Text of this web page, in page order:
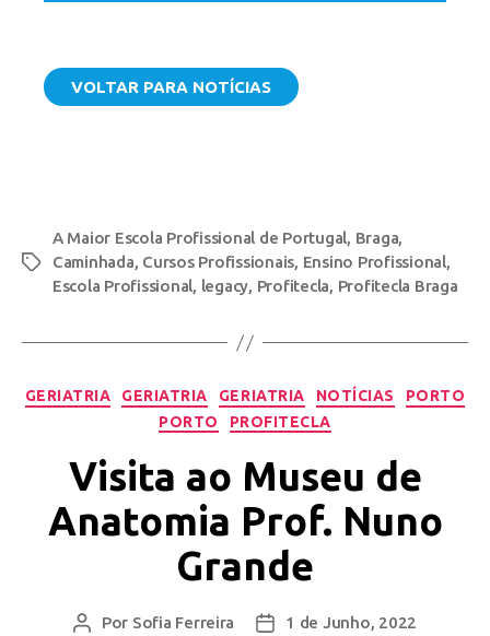
VOLTAR PARA NOTÍCIAS
A Maior Escola Profissional de Portugal, Braga,
Caminhada, Cursos Profissionais, Ensino Profissional,
Escola Profissional, legacy, Profitecla, Profitecla Braga
GERIATRIA GERIATRIA GERIATRIA NOTÍCIAS
PORTO
PORTO
PROFITECLA
Visita ao Museu de
Anatomia Prof. Nuno
Grande
Por Sofia Ferreira 1 de Junho, 2022